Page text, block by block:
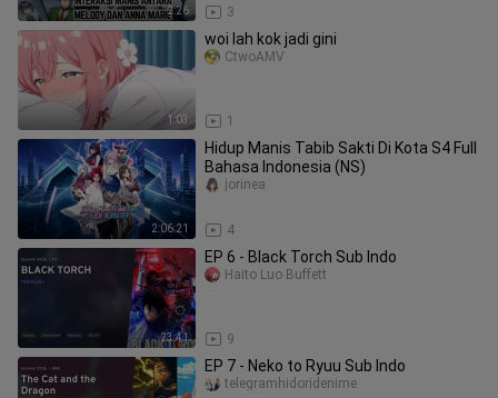
2:26 3
1:03
woi lah kok jadi gini
1
CtwoAMV
2:06:21
Hidup Manis Tabib Sakti Di Kota S4 Full
Bahasa Indonesia (NS)
4
jorinea
23:41
EP 6 - Black Torch Sub Indo
9
Haito Luo Buffett
EP 7 - Neko to Ryuu Sub Indo
telegramhidoridenime